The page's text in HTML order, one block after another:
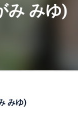
み みゆ)
みゆ)